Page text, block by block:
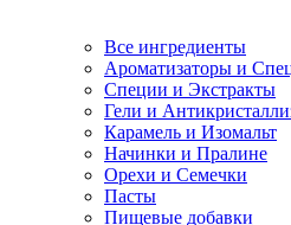
Все ингредиенты
Ароматизаторы и
Специи и Экстракты
Гели и
Карамель и Изомальт
Начинки и Пралине
Орехи и Семечки
Пасты
Пищевые добавки